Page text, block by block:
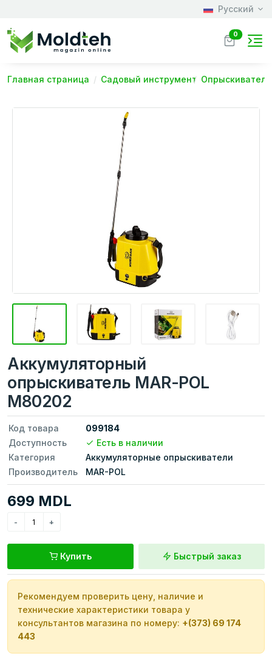
Русский
0
Главная страница Садовый инструмент Опрыскиватели
Аккумуляторный
опрыскиватель MAR-POL
M80202
Код товара
099184
Доступность
Есть в наличии
Категория
Аккумуляторные опрыскиватели
Производитель
MAR-POL
699 MDL
Купить Быстрый заказ
Рекомендуем проверить цену, наличие и
технические характеристики товара у
консультантов магазина по номеру: +(373) 69 174
443